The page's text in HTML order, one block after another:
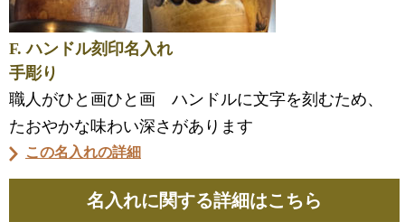
F. ハンドル刻印名入れ
手彫り
職人がひと画ひと画 ハンドルに文字を刻むため、
たおやかな味わい深さがあります
この名入れの詳細
名入れに関する詳細はこちら